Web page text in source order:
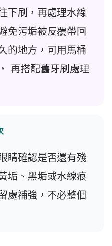
下刷，再處理水線
免污垢被反覆帶回
的地方，可用馬桶
再搭配舊牙刷處理
睛確認是否還有殘
垢、黑垢或水線痕
處補強，不必整個